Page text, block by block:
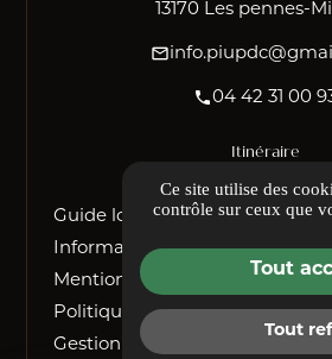
13170 Les pennes-
mail_outline
phone04 42 31 00
Itinéraire
Guide local
Informations complémentaires
Mentions légales
Politique de confidentialité
Gestion des cookies
Ce site utilise des
contrôle sur ceux que
Tout
Tout